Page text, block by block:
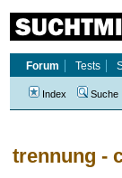
trennung -
Forum
Tests
Index Suche